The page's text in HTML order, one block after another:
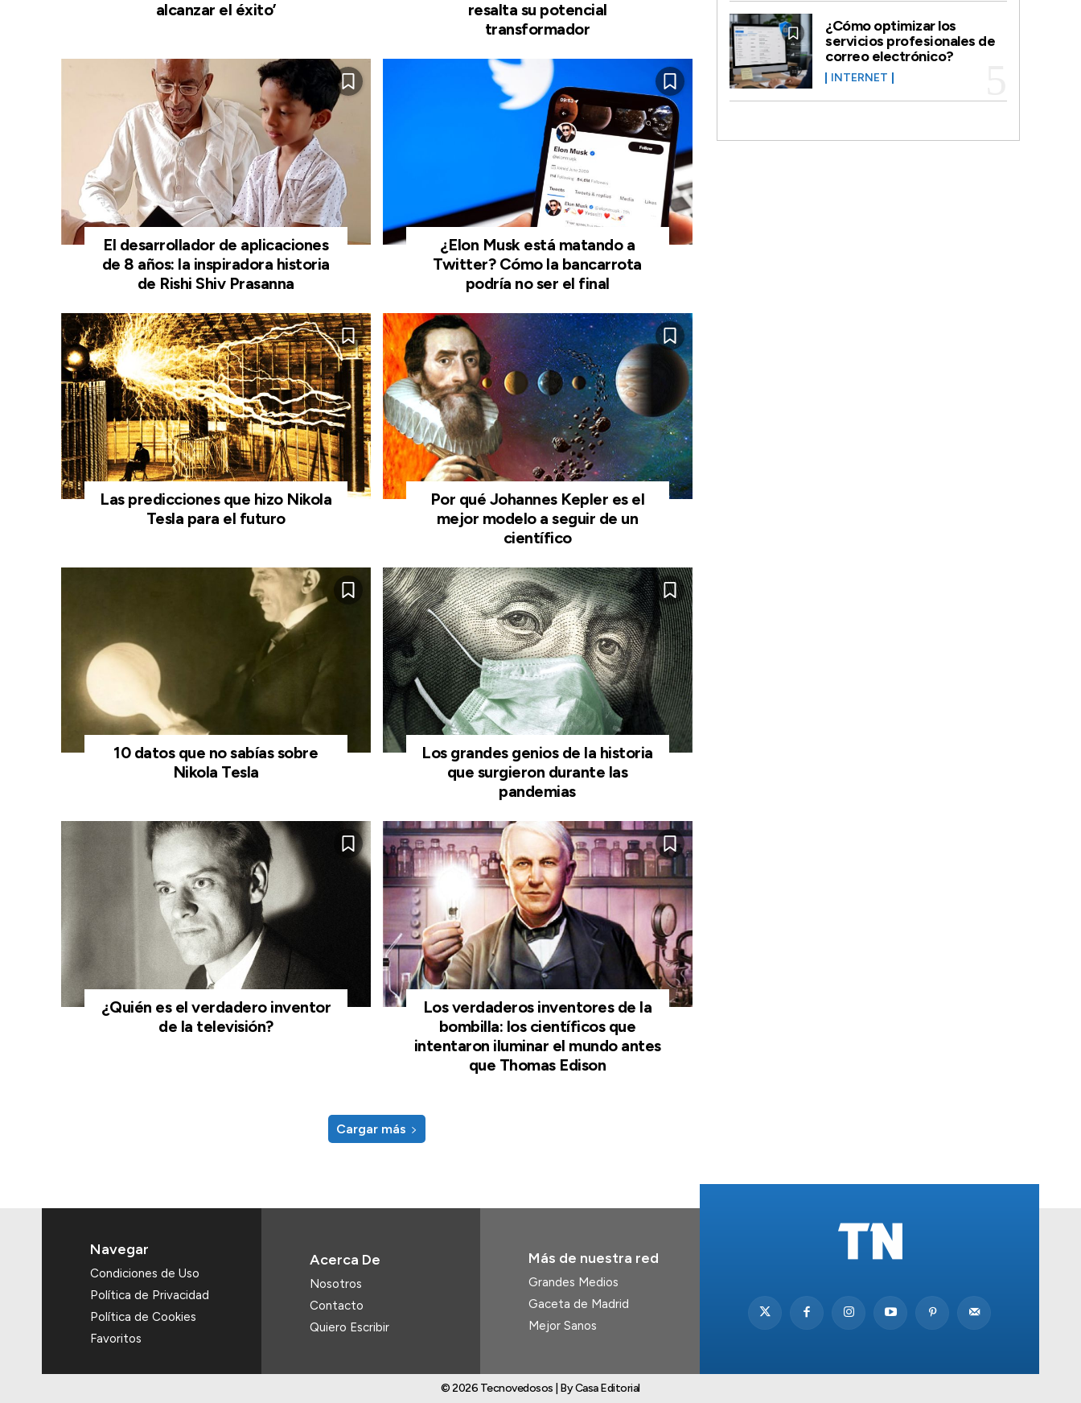
alcanzar el éxito’
resalta su potencial
transformador
El desarrollador de aplicaciones
de 8 años: la inspiradora historia
de Rishi Shiv Prasanna
¿Elon Musk está matando a
Twitter? Cómo la bancarrota
podría no ser el final
Las predicciones que hizo Nikola
Tesla para el futuro
Por qué Johannes Kepler es el
mejor modelo a seguir de un
científico
10 datos que no sabías sobre
Nikola Tesla
Los grandes genios de la historia
que surgieron durante las
pandemias
¿Quién es el verdadero inventor
de la televisión?
Los verdaderos inventores de la
bombilla: los científicos que
intentaron iluminar el mundo antes
que Thomas Edison
Cargar más
¿Cómo optimizar los
servicios profesionales de
correo electrónico?
INTERNET
Navegar
Condiciones de Uso
Política de Privacidad
Política de Cookies
Favoritos
Acerca De
Nosotros
Contacto
Quiero Escribir
Más de nuestra red
Grandes Medios
Gaceta de Madrid
Mejor Sanos
© 2026 Tecnovedosos | By Casa Editorial